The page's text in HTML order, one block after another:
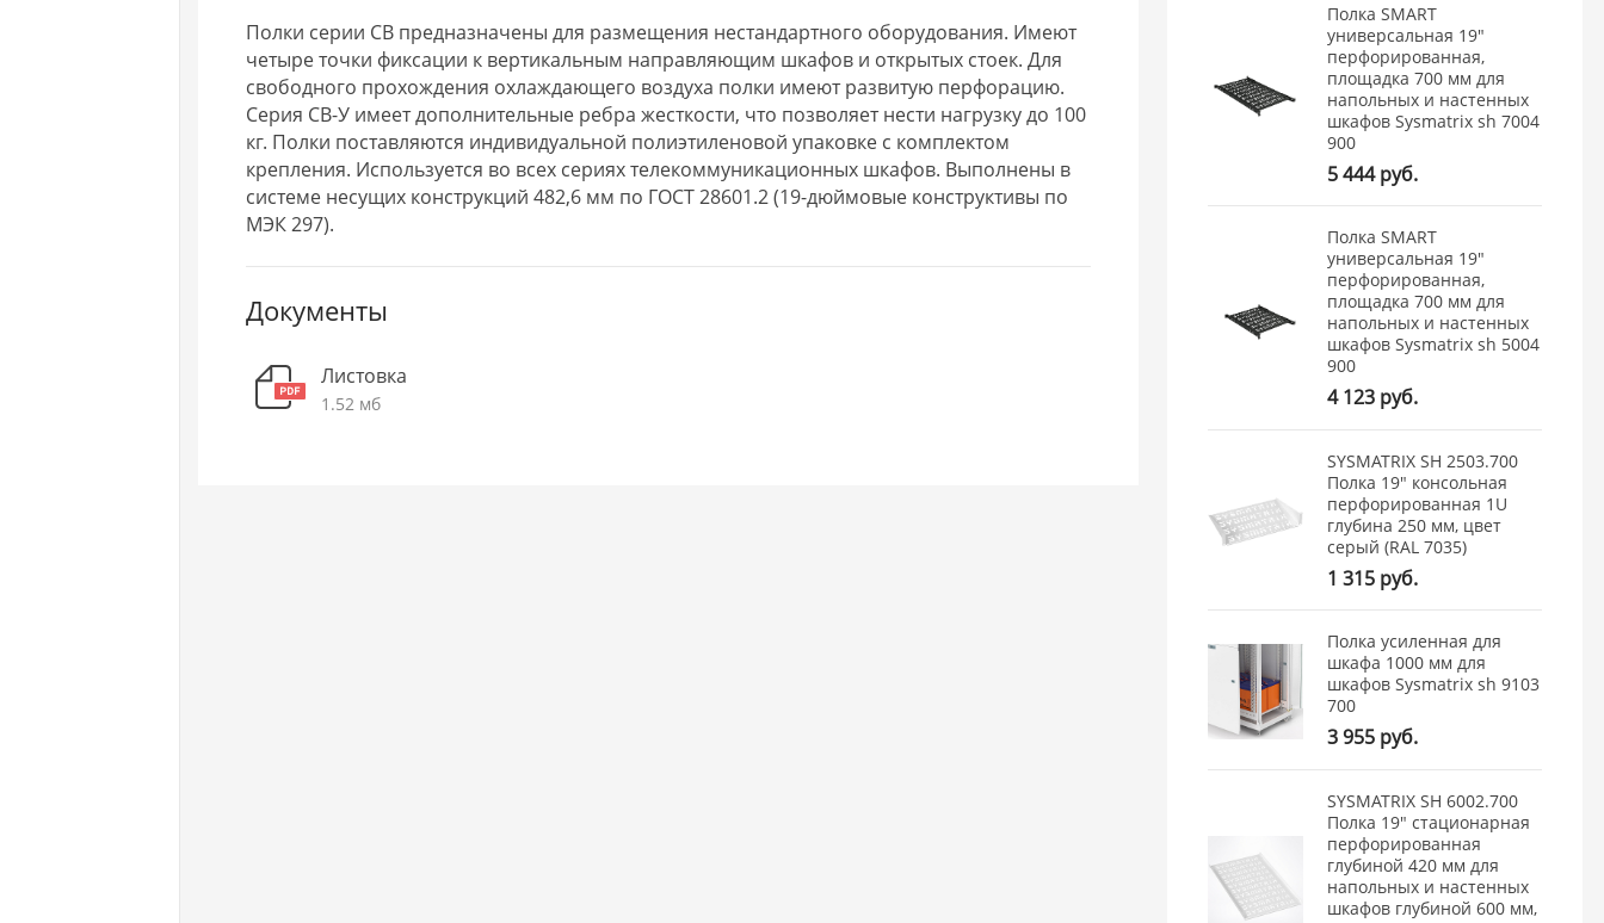
Полки серии СВ предназначены для размещения нестандартного оборудования. Имеют
четыре точки фиксации к вертикальным направляющим шкафов и открытых стоек. Для
свободного прохождения охлаждающего воздуха полки имеют развитую перфорацию.
Серия СВ-У имеет дополнительные ребра жесткости, что позволяет нести нагрузку до 100
кг. Полки поставляются индивидуальной полиэтиленовой упаковке с комплектом
крепления. Используется во всех сериях телекоммуникационных шкафов. Выполнены в
системе несущих конструкций 482,6 мм по ГОСТ 28601.2 (19-дюймовые конструктивы по
МЭК 297).
Документы
Листовка
1.52 мб
Полка SMART
универсальная 19"
перфорированная,
площадка 700 мм для
напольных и настенных
шкафов Sysmatrix sh 7004
900
5 444 руб.
Полка SMART
универсальная 19"
перфорированная,
площадка 700 мм для
напольных и настенных
шкафов Sysmatrix sh 5004
900
4 123 руб.
SYSMATRIX SH 2503.700
Полка 19" консольная
перфорированная 1U
глубина 250 мм, цвет
серый (RAL 7035)
1 315 руб.
Полка усиленная для
шкафа 1000 мм для
шкафов Sysmatrix sh 9103
700
3 955 руб.
SYSMATRIX SH 6002.700
Полка 19" стационарная
перфорированная
глубиной 420 мм для
напольных и настенных
шкафов глубиной 600 мм,